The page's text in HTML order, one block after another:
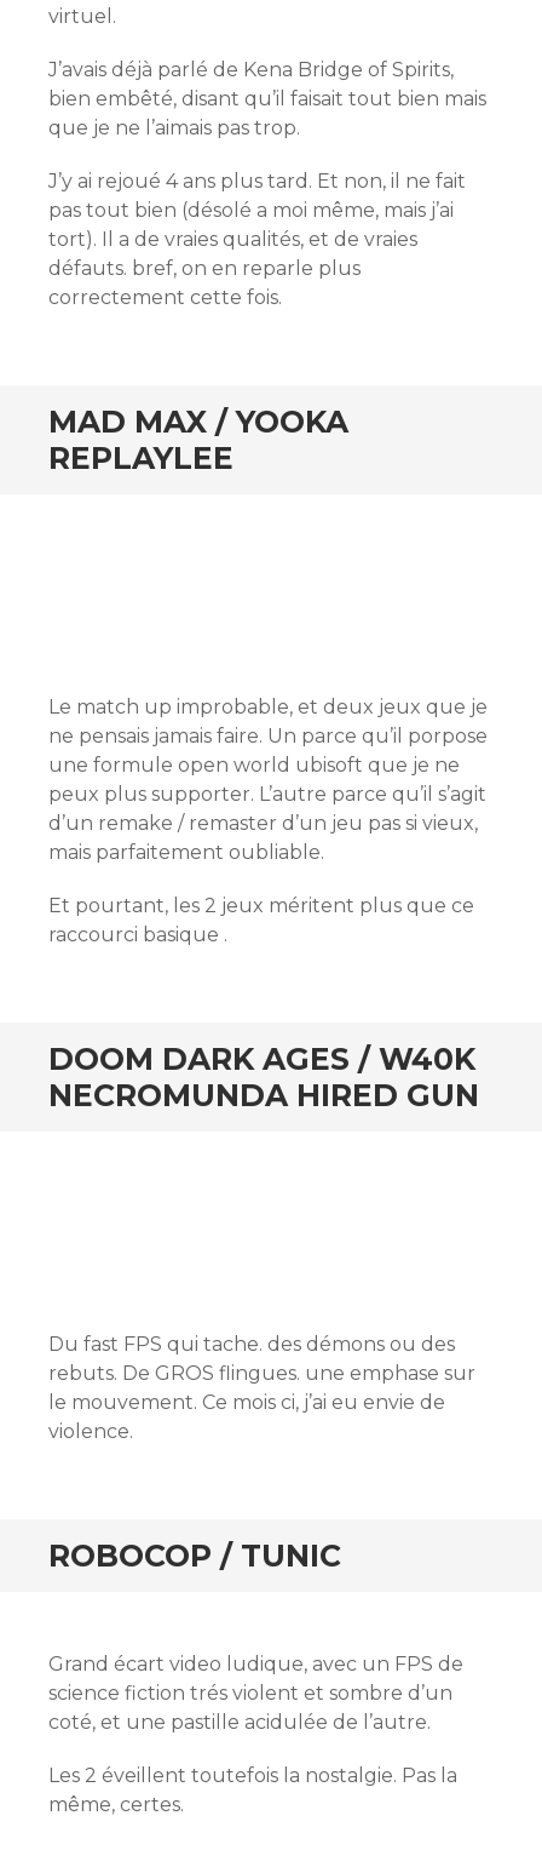
virtuel.
J’avais déjà parlé de Kena Bridge of Spirits,
bien embêté, disant qu’il faisait tout bien mais
que je ne l’aimais pas trop.
J’y ai rejoué 4 ans plus tard. Et non, il ne fait
pas tout bien (désolé a moi même, mais j’ai
tort). Il a de vraies qualités, et de vraies
défauts. bref, on en reparle plus
correctement cette fois.
MAD MAX / YOOKA
REPLAYLEE
Le match up improbable, et deux jeux que je
ne pensais jamais faire. Un parce qu’il porpose
une formule open world ubisoft que je ne
peux plus supporter. L’autre parce qu’il s’agit
d’un remake / remaster d’un jeu pas si vieux,
mais parfaitement oubliable.
Et pourtant, les 2 jeux méritent plus que ce
raccourci basique .
DOOM DARK AGES / W40K
NECROMUNDA HIRED GUN
Du fast FPS qui tache. des démons ou des
rebuts. De GROS flingues. une emphase sur
le mouvement. Ce mois ci, j’ai eu envie de
violence.
ROBOCOP / TUNIC
Grand écart video ludique, avec un FPS de
science fiction trés violent et sombre d’un
coté, et une pastille acidulée de l’autre.
Les 2 éveillent toutefois la nostalgie. Pas la
même, certes.